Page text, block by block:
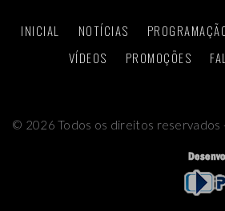
INICIAL NOTÍCIAS
VÍDEOS
PROMOÇÕES
© 2026 Todos os direitos reservados